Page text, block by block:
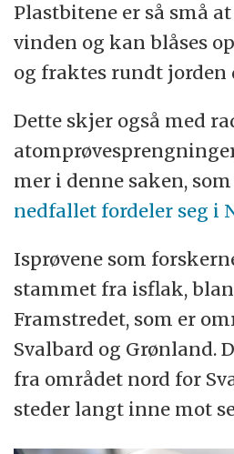
Plastbitene er så små
vinden og kan blåses
og fraktes rundt jorden
Dette skjer også med
mer i denne saken,
nedfallet fordeler seg i
Isprøvene som
stammet fra isflak,
Framstredet, som er
Svalbard og Grønland.
fra området nord for
steder langt inne mot